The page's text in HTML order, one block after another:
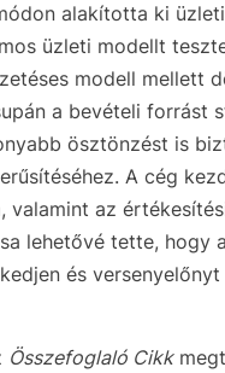
alakította ki
üzleti modellt
modell mellett
a bevételi forrást
ösztönzést is
A cég
valamint az
lehetővé tette, hogy
és versenyelőnyt
Összefoglaló Cikk